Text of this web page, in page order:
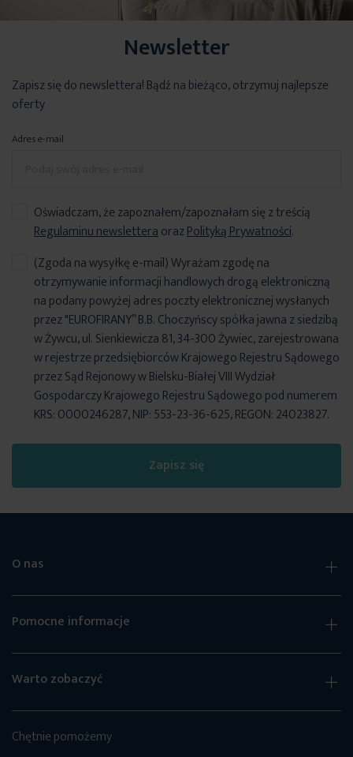
Newsletter
Zapisz się do newslettera! Bądź na bieżąco, otrzymuj najlepsze
oferty
Adres e-mail
Oświadczam, że zapoznałem/zapoznałam się z treścią
Regulaminu newsletteraorazPolityką Prywatności.
Zapisz się
(Zgoda na wysyłkę e-mail) Wyrażam zgodę na
otrzymywanie informacji handlowych drogą elektroniczną
na podany powyżej adres poczty elektronicznej wysłanych
przez "EUROFIRANY” B.B. Choczyńscy spółka jawna z siedzibą
w Żywcu, ul. Sienkiewicza 81, 34-300 Żywiec, zarejestrowana
w rejestrze przedsiębiorców Krajowego Rejestru Sądowego
przez Sąd Rejonowy w Bielsku-Białej VIII Wydział
Gospodarczy Krajowego Rejestru Sądowego pod numerem
KRS: 0000246287, NIP: 553-23-36-625, REGON: 24023827.
O nas
Pomocne informacje
Warto zobaczyć
Chętnie pomożemy